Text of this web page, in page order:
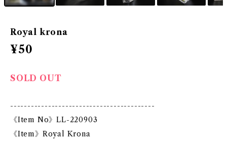
Royal krona
¥50
SOLD OUT
------------------------------------------
《Item No》LL-220903
《Item》Royal Krona